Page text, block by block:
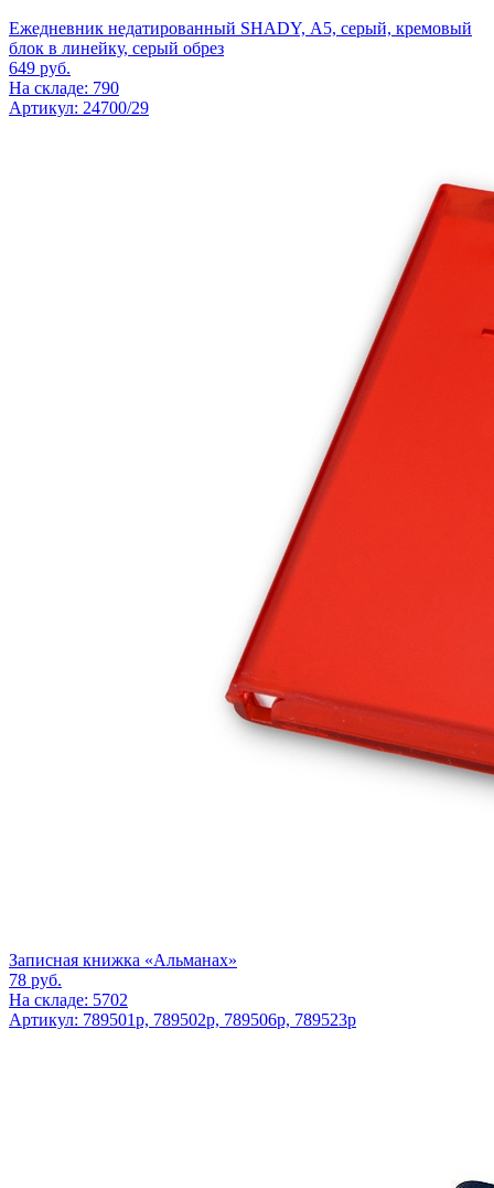
Ежедневник недатированный SHADY, А5, серый, кремовый
блок в линейку, серый обрез
649 руб.
На складе: 790
Артикул: 24700/29
Записная книжка «Альманах»
78 руб.
На складе: 5702
Артикул: 789501p, 789502p, 789506p, 789523p